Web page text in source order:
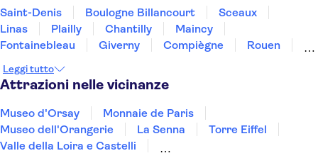
Saint-Denis Boulogne Billancourt
Sceaux
Linas
Plailly Chantilly
Maincy
Fontainebleau
Giverny Compiègne
Rouen
Leggi tutto
Attrazioni nelle vicinanze
Museo d'Orsay
Monnaie de Paris
Museo dell'Orangerie
La Senna
Torre Eiffel
Valle della Loira e Castelli